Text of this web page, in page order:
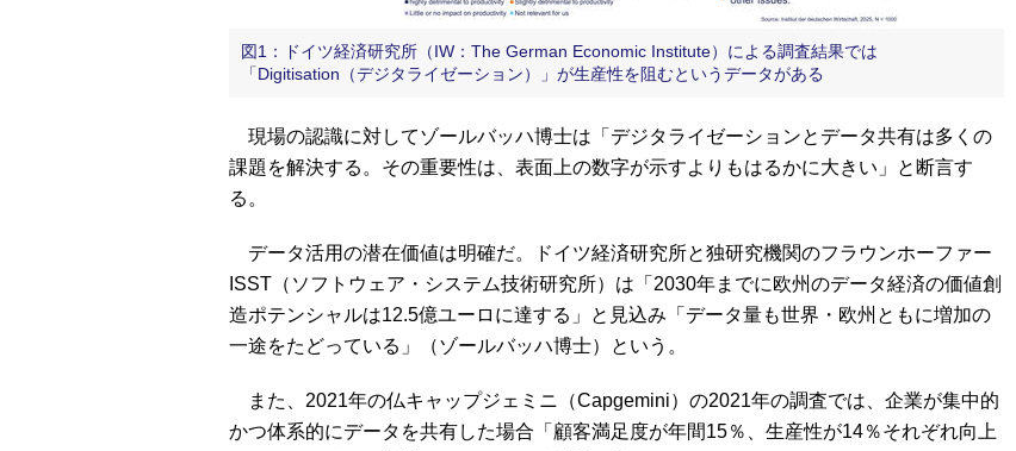
図1：ドイツ経済研究所（IW：The German Economic Institute）による調査結果では
「Digitisation（デジタライゼーション）」が生産性を阻むというデータがある
現場の認識に対してゾールバッハ博士は「デジタライゼーションとデータ共有は多くの
課題を解決する。その重要性は、表面上の数字が示すよりもはるかに大きい」と断言す
る。
データ活用の潜在価値は明確だ。ドイツ経済研究所と独研究機関のフラウンホーファー
ISST（ソフトウェア・システム技術研究所）は「2030年までに欧州のデータ経済の価値創
造ポテンシャルは12.5億ユーロに達する」と見込み「データ量も世界・欧州ともに増加の
一途をたどっている」（ゾールバッハ博士）という。
また、2021年の仏キャップジェミニ（Capgemini）の2021年の調査では、企業が集中的
かつ体系的にデータを共有した場合「顧客満足度が年間15％、生産性が14％それぞれ向上